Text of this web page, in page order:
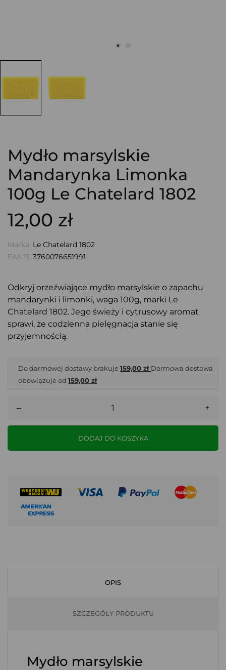
Mydło marsylskie
Mandarynka Limonka
100g Le Chatelard 1802
12,00 zł
Marka: Le Chatelard 1802
EAN13: 3760076651991
Odkryj orzeźwiające mydło marsylskie o zapachu
mandarynki i limonki, waga 100g, marki Le
Chatelard 1802. Jego świeży i cytrusowy aromat
sprawi, że codzienna pielęgnacja stanie się
przyjemnością.
Do darmowej dostawy brakuje 159,00 zł Darmowa dostawa
obowiązuje od 159,00 zł
– +
DODAJ DO KOSZYKA
OPIS
SZCZEGÓŁY PRODUKTU
Mydło marsylskie